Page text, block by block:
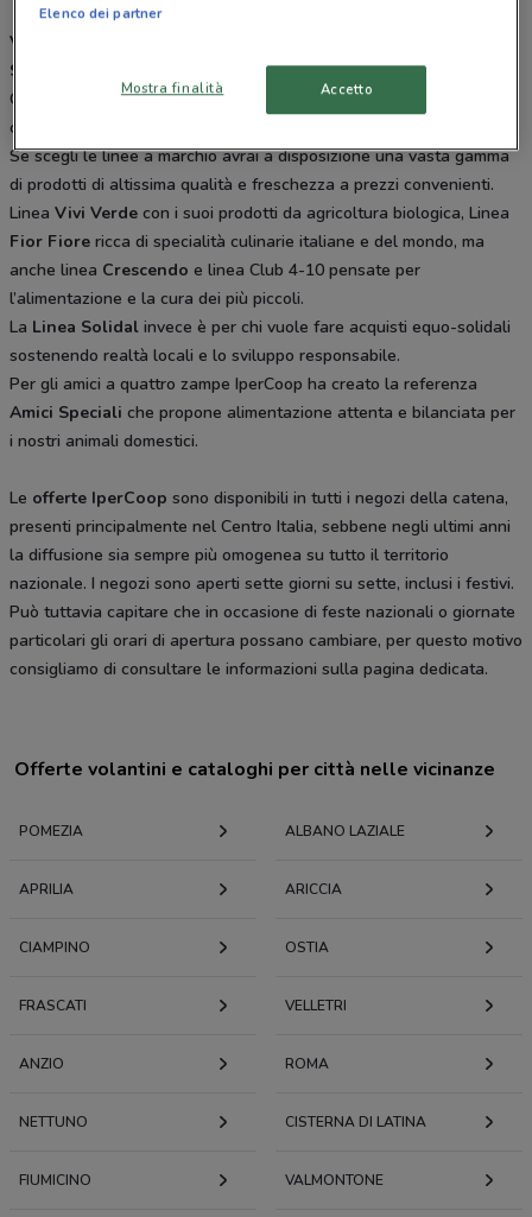
Volantino IperCoop con le migliori promozioni
Sfoglia il volantino
ultime offertee scopri l’impegno di
Coop verso i suoi clienti: permettere a tutti di fare la spesa
comprando prodotti di qualità senza rinunciare al risparmio.
Se scegli le linee a marchio avrai a disposizione una vasta gamma
di prodotti di altissima qualità e freschezza a prezzi convenienti.
Linea Vivi Verde con i suoi prodotti da agricoltura biologica, Linea
Fior Fiore ricca di specialità culinarie italiane e del mondo, ma
anche linea Crescendo e linea Club 4-10 pensate per
l’alimentazione e la cura dei più piccoli.
La Linea Solidal invece è per chi vuole fare acquisti equo-solidali
sostenendo realtà locali e lo sviluppo responsabile.
Per gli amici a quattro zampe IperCoop ha creato la referenza
Amici Speciali che propone alimentazione attenta e bilanciata per
i nostri animali domestici.
Le offerte IperCoop sono disponibili in tutti i negozi della catena,
presenti principalmente nel Centro Italia, sebbene negli ultimi anni
la diffusione sia sempre più omogenea su tutto il territorio
nazionale. I negozi sono aperti sette giorni su sette, inclusi i festivi.
Può tuttavia capitare che in occasione di feste nazionali o giornate
particolari gli orari di apertura possano cambiare, per questo motivo
consigliamo di consultare le informazioni sulla pagina dedicata.
Offerte volantini e cataloghi per città nelle vicinanze
POMEZIA ALBANO LAZIALE
APRILIA ARICCIA
CIAMPINO OSTIA
FRASCATI VELLETRI
ANZIO ROMA
NETTUNO CISTERNA DI LATINA
FIUMICINO VALMONTONE
Elenco dei partner
Mostra finalità Accetto